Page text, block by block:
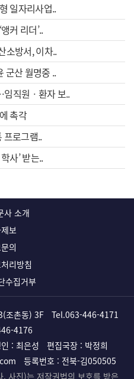
일자리사업..
커 리더’..
소방서, 이차..
군산 월명중 ..
직원ㆍ환자 보..
촉각
프로그램..
사’ 받는..
사 소개
보
의
리방침
수집거부
조촌동) 3F Tel.063-446-4171
4176
: 최은성
편집국장 : 박정희
등록번호 : 전북-김050505
사진)는 저작권법의 보호를 받은